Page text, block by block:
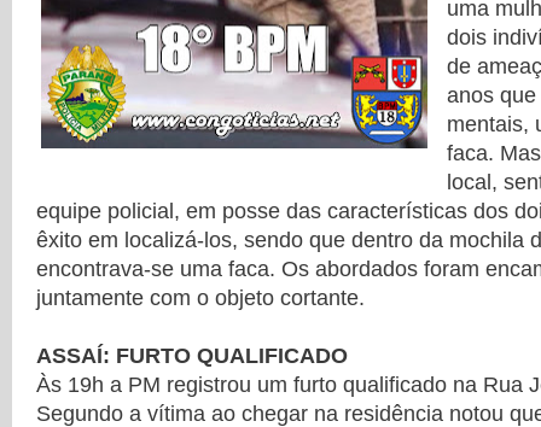
uma
dois
de
anos
mentais,
faca.
local,
equipe policial, em posse das características dos
êxito em localizá-los, sendo que dentro da mochila
encontrava-se uma faca. Os abordados foram
juntamente com o objeto cortante.
ASSAÍ: FURTO QUALIFICADO
Às 19h a PM registrou um furto qualificado na Rua
Segundo a vítima ao chegar na residência notou